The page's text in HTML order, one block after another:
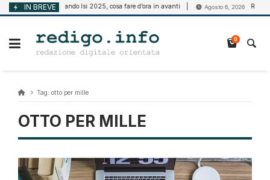
Vai
al
IN BREVE
Agosto 6, 2026 Bando Isi 2025, cosa fare d’ora in avanti Agosto 6, 2026 Riforma
0
Tag: otto per mille
OTTO PER MILLE